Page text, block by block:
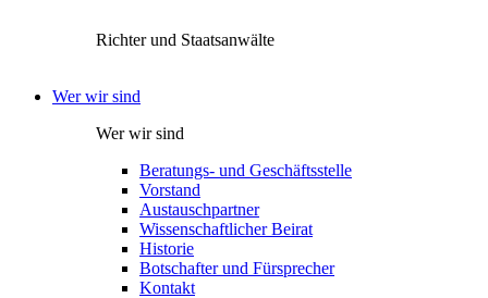
Richter und Staatsanwälte
Wer wir sind
Wer wir sind
Beratungs- und Geschäftsstelle
Vorstand
Austauschpartner
Wissenschaftlicher Beirat
Historie
Botschafter und Fürsprecher
Kontakt